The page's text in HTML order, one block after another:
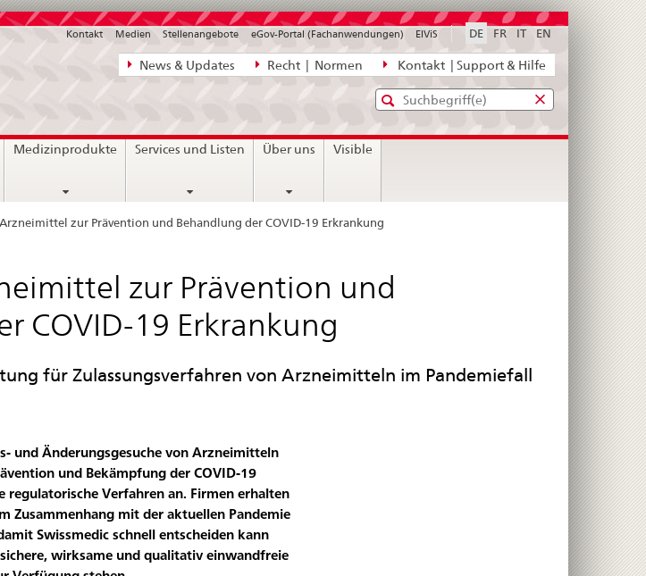
Direktnavigation
News,
Kontakt
News & Updates Recht | Normen Kontakt | Support & Hilfe
DE FR IT EN
Kontakt Medien Stellenangebote eGov-Portal (Fachanwendungen) ElViS
Standard-
Suche
Eingabefenster
diefür
Medizinprodukte Services und Listen Über uns Visible
zur Prävention und Behandlung der COVID-19 Erkrankung
zur Prävention und
COVID-19 Erkrankung
für Zulassungsverfahren von Arzneimitteln im Pandemiefall
und Änderungsgesuche von Arzneimitteln
und Bekämpfung der COVID-19
regulatorische Verfahren an. Firmen erhalten
Zusammenhang mit der aktuellen Pandemie
Swissmedic schnell entscheiden kann
wirksame und qualitativ einwandfreie